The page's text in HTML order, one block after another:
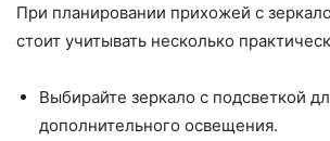
При планировании прихожей с
стоит учитывать несколько
Выбирайте зеркало с подсветкой
дополнительного освещения.